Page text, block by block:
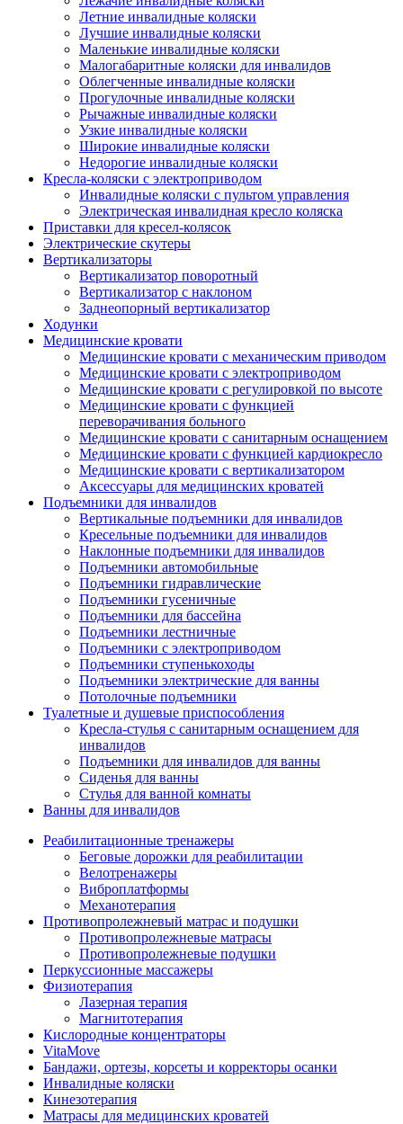
Летние инвалидные коляски
Лучшие инвалидные коляски
Маленькие инвалидные коляски
Малогабаритные коляски для инвалидов
Облегченные инвалидные коляски
Прогулочные инвалидные коляски
Рычажные инвалидные коляски
Узкие инвалидные коляски
Широкие инвалидные коляски
Недорогие инвалидные коляски
Кресла-коляски с электроприводом
Инвалидные коляски с пультом управления
Электрическая инвалидная кресло коляска
Приставки для кресел-колясок
Электрические скутеры
Вертикализаторы
Вертикализатор поворотный
Вертикализатор с наклоном
Заднеопорный вертикализатор
Ходунки
Медицинские кровати
Медицинские кровати с механическим приводом
Медицинские кровати с электроприводом
Медицинские кровати с регулировкой по высоте
Медицинские кровати с функцией
переворачивания больного
Медицинские кровати с санитарным оснащением
Медицинские кровати с функцией кардиокресло
Медицинские кровати с вертикализатором
Аксессуары для медицинских кроватей
Подъемники для инвалидов
Вертикальные подъемники для инвалидов
Кресельные подъемники для инвалидов
Наклонные подъемники для инвалидов
Подъемники автомобильные
Подъемники гидравлические
Подъемники гусеничные
Подъемники для бассейна
Подъемники лестничные
Подъемники с электроприводом
Подъемники ступенькоходы
Подъемники электрические для ванны
Потолочные подъемники
Туалетные и душевые приспособления
Кресла-стулья с санитарным оснащением для
инвалидов
Подъемники для инвалидов для ванны
Сиденья для ванны
Стулья для ванной комнаты
Ванны для инвалидов
Реабилитационные тренажеры
Беговые дорожки для реабилитации
Велотренажеры
Виброплатформы
Механотерапия
Противопролежневый матрас и подушки
Противопролежневые матрасы
Противопролежневые подушки
Перкуссионные массажеры
Физиотерапия
Лазерная терапия
Магнитотерапия
Кислородные концентраторы
VitaMove
Бандажи, ортезы, корсеты и корректоры осанки
Инвалидные коляски
Кинезотерапия
Матрасы для медицинских кроватей